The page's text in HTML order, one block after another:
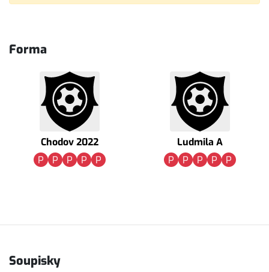
Forma
Chodov 2022
P
P P P P
Ludmila A
P
P P P P
Soupisky